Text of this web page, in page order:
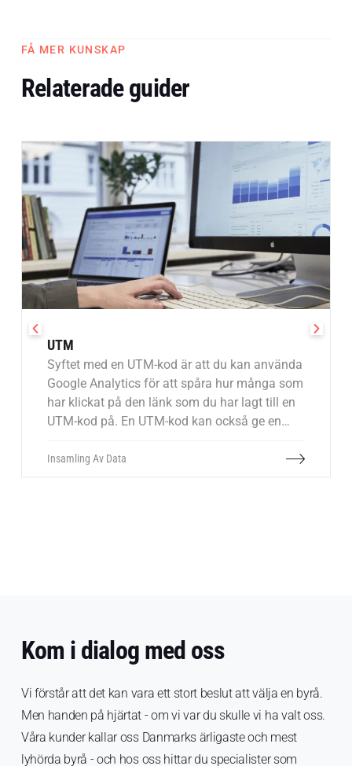
FÅ MER KUNSKAP
Relaterade guider
UTM
Syftet med en UTM-kod är att du kan använda
Google Analytics för att spåra hur många som
har klickat på den länk som du har lagt till en
UTM-kod på. En UTM-kod kan också ge en
webbplats kommer.
Insamling Av Data
Kom i dialog med oss
Vi förstår att det kan vara ett stort beslut att välja en byrå.
Men handen på hjärtat - om vi var du skulle vi ha valt oss.
Våra kunder kallar oss Danmarks ärligaste och mest
lyhörda byrå - och hos oss hittar du specialister som